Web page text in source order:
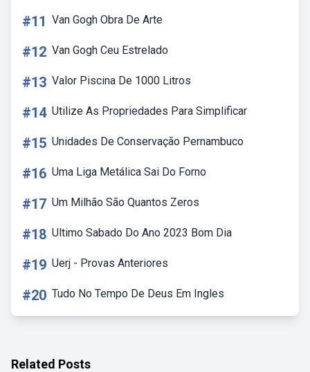
#11 Van Gogh Obra De Arte
#12 Van Gogh Ceu Estrelado
#13 Valor Piscina De 1000 Litros
#14 Utilize As Propriedades Para Simplificar
#15 Unidades De Conservação Pernambuco
#16 Uma Liga Metálica Sai Do Forno
#17 Um Milhão São Quantos Zeros
#18 Ultimo Sabado Do Ano 2023 Bom Dia
#19 Uerj - Provas Anteriores
#20 Tudo No Tempo De Deus Em Ingles
Related Posts